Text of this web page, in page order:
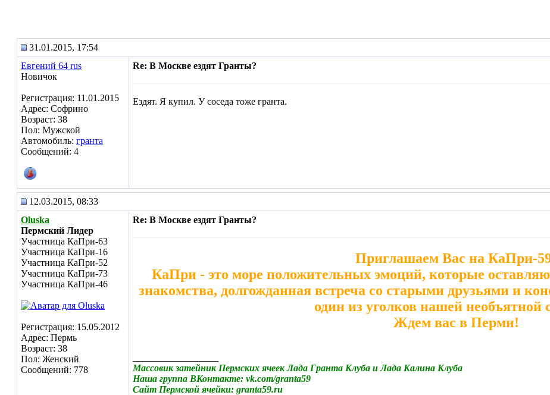
31.01.2015, 17:54
Евгений 64 rus
Новичок
Регистрация: 11.01.2015
Адрес: Софрино
Возраст: 38
Пол: Мужской
Автомобиль: гранта
Сообщений: 4
Re: В Москве ездят Гранты?
Ездят. Я купил. У соседа тоже гранта.
12.03.2015, 08:33
Oluska
Пермский Лидер
Участница КаПри-63
Участница КаПри-16
Участница КаПри-52
Участница КаПри-73
Участница КаПри-46
Регистрация: 15.05.2012
Адрес: Пермь
Возраст: 38
Пол: Женский
Сообщений: 778
Re: В Москве ездят Гранты?
Приглашаем Вас на КаПри-
КаПри - это море положительных эмоций, которые
знакомства, долгожданная встреча со старыми друзьями и
один из уголков нашей необъятной
Ждем вас в Перми!
Массовик затейник Пермских ячеек Лада Гранта Клуба и Лада Калина Клуба
Наша группа ВКонтакте: vk.com/granta59
Сайт Пермской ячейки: granta59.ru